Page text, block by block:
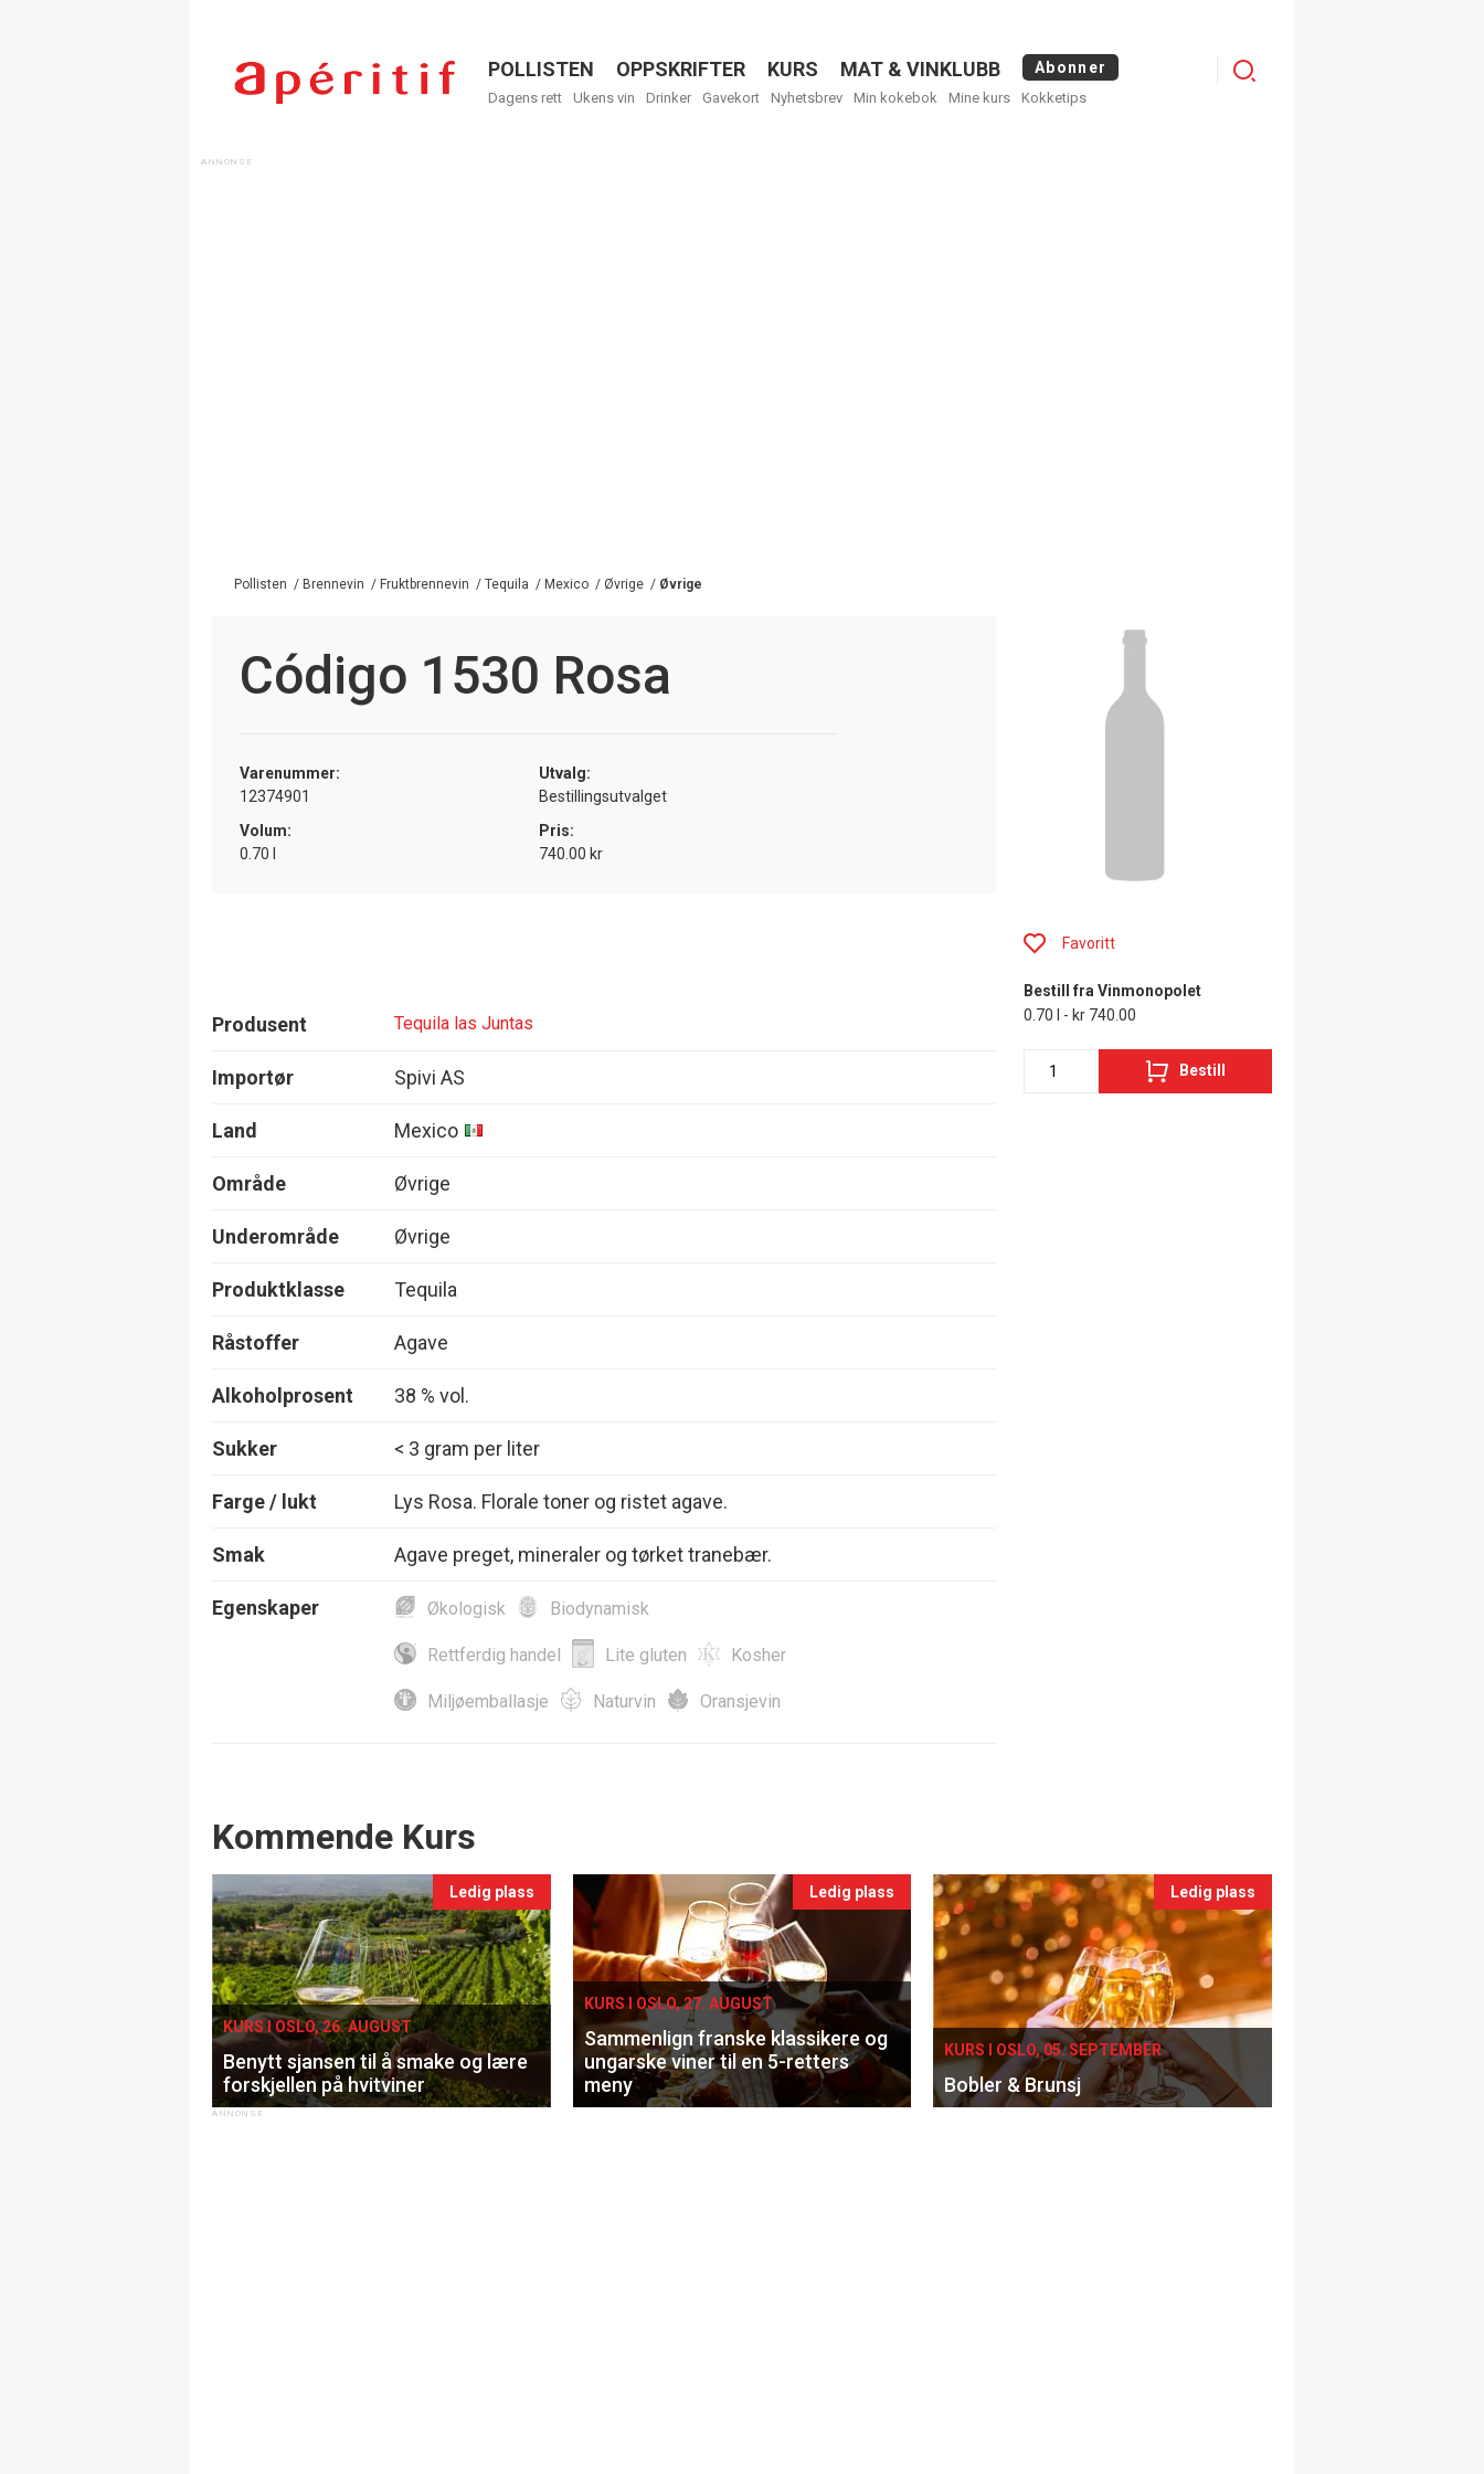
Menu
POLLISTEN OPPSKRIFTER KURS MAT & VINKLUBB Abonner
Dagens rett Ukens vin Drinker Gavekort Nyhetsbrev Min kokebok Mine kurs Kokketips
Menu
Pollisten / Brennevin / Fruktbrennevin / Tequila / Mexico / Øvrige / Øvrige
Código 1530 Rosa
Varenummer:
12374901
Utvalg:
Bestillingsutvalget
Volum:
0.70 l
Pris:
740.00 kr
Produsent Tequila las Juntas
Importør Spivi AS
Land Mexico
Område Øvrige
Underområde Øvrige
Produktklasse Tequila
Råstoffer Agave
Alkoholprosent 38 % vol.
Sukker < 3 gram per liter
Farge / lukt Lys Rosa. Florale toner og ristet agave.
Smak Agave preget, mineraler og tørket tranebær.
Egenskaper Økologisk Biodynamisk
Rettferdig handel Lite gluten Kosher
Miljøemballasje Naturvin Oransjevin
Favoritt
Bestill fra Vinmonopolet
0.70 l - kr 740.00
Bestill
Events
Kommende Kurs
Ledig plass
KURS I OSLO, 26. AUGUST
Benytt sjansen til å smake og lære
forskjellen på hvitviner
Ledig plass
KURS I OSLO, 27. AUGUST
Sammenlign franske klassikere og
ungarske viner til en 5-retters
meny
Ledig plass
KURS I OSLO, 05. SEPTEMBER
Bobler & Brunsj